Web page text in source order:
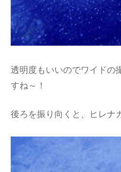
透明度もいいのでワイドの
すね～！
後ろを振り向くと、ヒレナ